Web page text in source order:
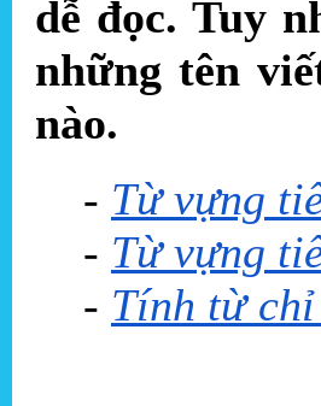
dễ đọc. Tuy
những tên
nào.
- Từ vựng
- Từ vựng
- Tính từ